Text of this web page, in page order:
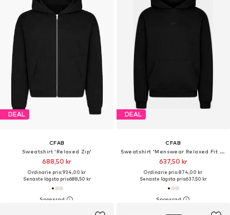
DEAL
CFAB
Sweatshirt 'Relaxed Zip'
688,50 kr
Ordinarie pris: 934,00 kr
Senaste lägsta pris:688,50 kr
DEAL
CFAB
Sweatshirt 'Menswear Relaxed Fit Classic Hoodie'
637,50 kr
Ordinarie pris: 874,00 kr
Senaste lägsta pris:637,50 kr